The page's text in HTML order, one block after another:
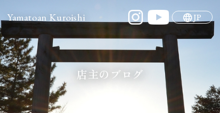
Yamatoan Kuroishi JP
店主のブログ